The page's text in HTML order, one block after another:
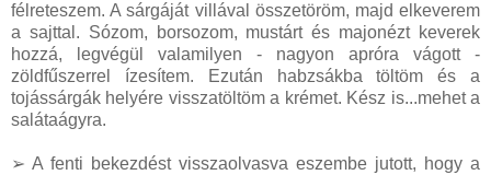
félreteszem. A sárgáját villával összetöröm, majd elkeverem
a sajttal. Sózom, borsozom, mustárt és majonézt keverek
hozzá, legvégül valamilyen - nagyon apróra vágott -
zöldfűszerrel ízesítem. Ezután habzsákba töltöm és a
tojássárgák helyére visszatöltöm a krémet. Kész is...mehet a
salátaágyra.
➢ A fenti bekezdést visszaolvasva eszembe jutott, hogy a